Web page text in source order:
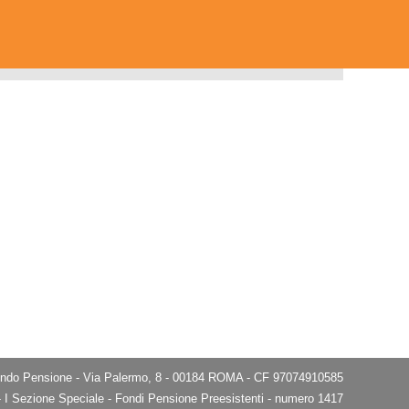
Pensione - Via Palermo, 8 - 00184 ROMA - CF 97074910585
Sezione Speciale - Fondi Pensione Preesistenti - numero 1417